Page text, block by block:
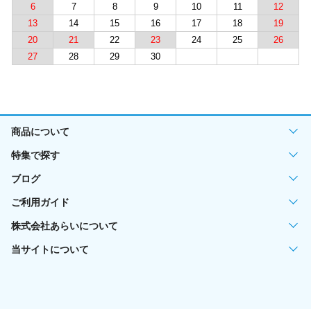
6
7 8 9 10 11
12
13
14 15 16 17 18
19
20
21 22 23 24 25
26
27
28 29 30
商品について
特集で探す
ブログ
ご利用ガイド
株式会社あらいについて
当サイトについて